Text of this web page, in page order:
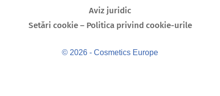
Aviz juridic
Setări cookie – Politica privind cookie-urile
© 2026 - Cosmetics Europe